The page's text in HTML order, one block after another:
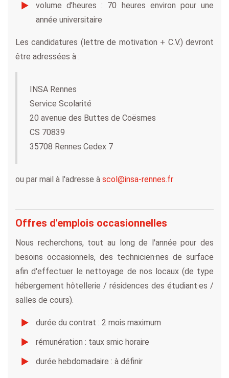
volume d’heures : 70 heures environ pour une
année universitaire
Les candidatures (lettre de motivation + C.V.) devront
être adressées à :
INSA Rennes
Service Scolarité
20 avenue des Buttes de Coësmes
CS 70839
35708 Rennes Cedex 7
ou par mail à l'adresse à scol@insa-rennes.fr
Offres d'emplois occasionnelles
Nous recherchons, tout au long de l'année pour des
besoins occasionnels, des technicien·nes de surface
afin d'effectuer le nettoyage de nos locaux (de type
hébergement hôtellerie / résidences des étudiant·es /
salles de cours).
durée du contrat : 2 mois maximum
rémunération : taux smic horaire
durée hebdomadaire : à définir